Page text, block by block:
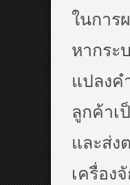
ในการ
หากระ
แปลงค
ลูกค้าเ
และส่ง
เครื่อง